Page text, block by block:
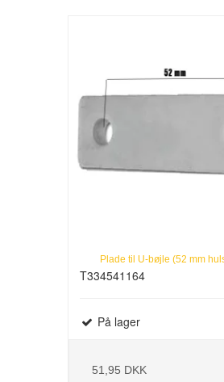
Plade til U-bøjle (52 mm
T334541164
På lager
51,95 DKK